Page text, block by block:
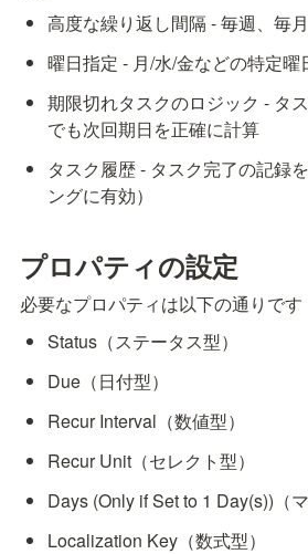
高度な繰り返し間隔 - 毎週、毎
曜日指定 - 月/水/金などの特定曜
期限切れタスクのロジック - タ
でも次回期日を正確に計算
タスク履歴 - タスク完了の記録
ングに有効）
プロパティの設定
必要なプロパティは以下の通りです
Status（ステータス型）
Due（日付型）
Recur Interval（数値型）
Recur Unit（セレクト型）
Days (Only if Set to 1 Day(s))（
Localization Key（数式型）